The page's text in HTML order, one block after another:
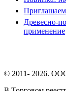
Приглашаем
Древесно-
применение
© 2011- 2026.